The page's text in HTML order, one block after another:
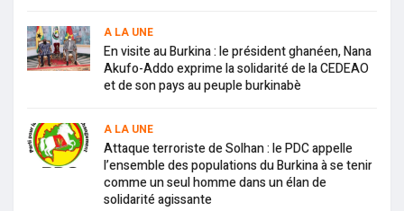
A LA UNE
En visite au Burkina : le président ghanéen, Nana
Akufo-Addo exprime la solidarité de la CEDEAO
et de son pays au peuple burkinabè
A LA UNE
Attaque terroriste de Solhan : le PDC appelle
l’ensemble des populations du Burkina à se tenir
comme un seul homme dans un élan de
solidarité agissante